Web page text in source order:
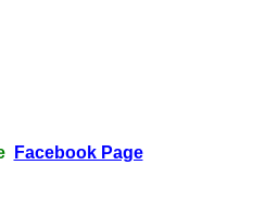
Facebook Page